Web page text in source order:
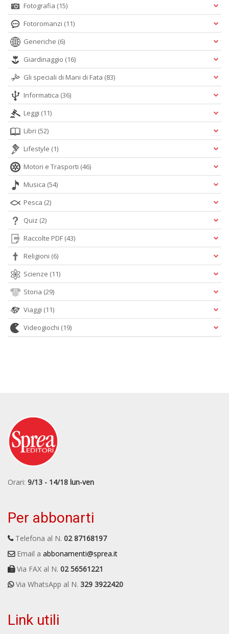
Fotografia (15)
Fotoromanzi (11)
Generiche (6)
Giardinaggio (16)
Gli speciali di Mani di Fata (83)
Informatica (36)
Leggi (11)
Libri (52)
Lifestyle (1)
Motori e Trasporti (46)
Musica (54)
Pesca (2)
Quiz (2)
Raccolte PDF (43)
Religioni (6)
Scienze (11)
Storia (29)
Viaggi (11)
Videogiochi (19)
Orari: 9/13 - 14/18 lun-ven
Per abbonarti
Telefona al N. 02 87168197
Email a abbonamenti@sprea.it
Via FAX al N. 02 56561221
Via WhatsApp al N. 329 3922420
Link utili